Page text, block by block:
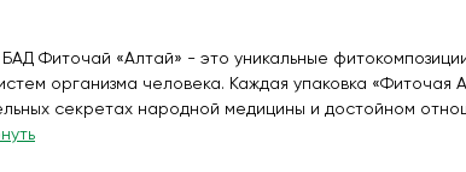
алтайскими травами «Чай Алтай»
Фиточай «Алтай» - это уникальные
организма человека. Каждая упаковка
секретах народной медицины и достойном
этот чай, вы делаете важный шаг к здоровью, красоте